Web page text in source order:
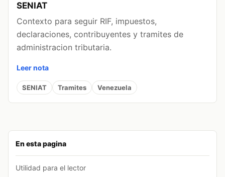
En esta pagina
Utilidad para el lector
SENIAT
Contexto para seguir RIF, impuestos,
declaraciones, contribuyentes y tramites de
administracion tributaria.
Leer nota
SENIAT Tramites Venezuela